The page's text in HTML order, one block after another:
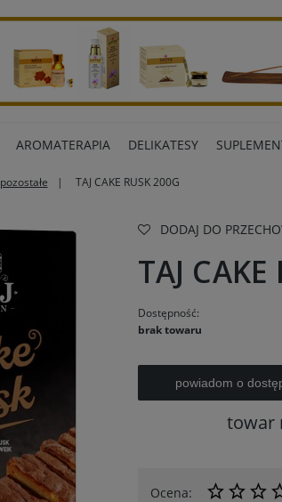
AROMATERAPIA DELIKATESY
pozostałe TAJ CAKE RUSK 200G
DODAJ DO
TAJ CAKE
Dostępność:
brak towaru
powiadom o
towar
Ocena: